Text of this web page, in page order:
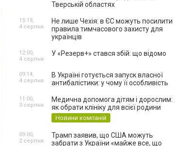
Тверській областях
Не лише Чехія: в ЄС можуть посилити
правила тимчасового захисту для
українців
15:19,
4 серпня
У «Резерв+» стався збій: що відомо
12:00,
4 серпня
В Україні готується запуск власної
антибалістики: у чому її особливість
09:14,
4 серпня
Медична допомога дітям і дорослим:
як обрати клініку для всієї родини
Новини компаній
11:00,
3 серпня
Трамп заявив, що США можуть
забрати з України «майже все, що
09:00,
2 серпня